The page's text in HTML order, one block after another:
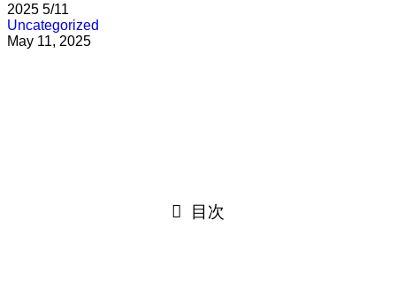
2025 5/11
Uncategorized
May 11, 2025
目次